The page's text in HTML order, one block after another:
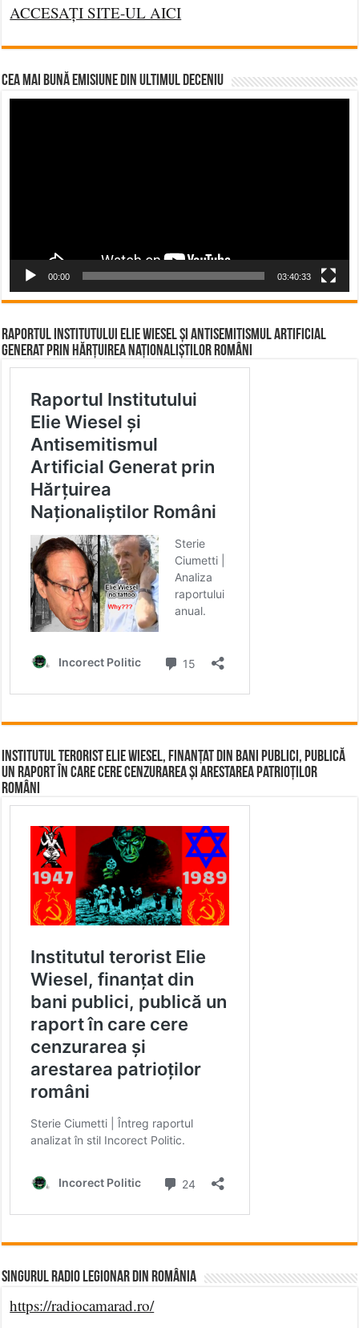
ACCESAȚI SITE-UL AICI
CEA MAI BUNĂ EMISIUNE DIN ULTIMUL DECENIU
00:00 03:40:33
Raportul Institutului Elie Wiesel și Antisemitismul Artificial
Generat prin Hărțuirea Naționaliștilor Români
Institutul terorist Elie Wiesel, finanțat din bani publici, publică
un raport în care cere cenzurarea și arestarea patrioților
români
Singurul Radio Legionar din România
https://radiocamarad.ro/